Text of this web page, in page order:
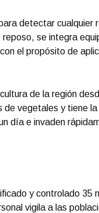
detectar cualquier
se integra
el propósito de
de la región
vegetales y tiene
día e invaden
y controlado 35
vigila a las